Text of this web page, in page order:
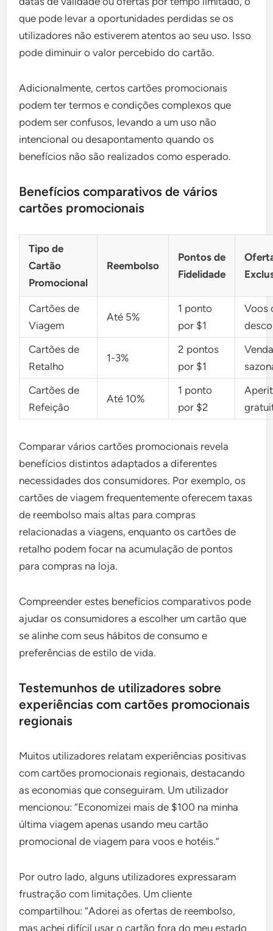
que pode levar a oportunidades perdidas se os
utilizadores não estiverem atentos ao seu uso. Isso
pode diminuir o valor percebido do cartão.
Adicionalmente, certos cartões promocionais
podem ter termos e condições complexos que
podem ser confusos, levando a um uso não
intencional ou desapontamento quando os
benefícios não são realizados como esperado.
Benefícios comparativos de vários
cartões promocionais
Tipo de
Cartão
Promocional
Reembolso
Pontos de
Fidelidade
Cartões de
Viagem
Até 5%
1 ponto
por $1
Voos
Cartões de
Retalho
1-3%
2 pontos
por $1
Cartões de
Refeição
Até 10%
1 ponto
por $2
Comparar vários cartões promocionais revela
benefícios distintos adaptados a diferentes
necessidades dos consumidores. Por exemplo, os
cartões de viagem frequentemente oferecem taxas
de reembolso mais altas para compras
relacionadas a viagens, enquanto os cartões de
retalho podem focar na acumulação de pontos
para compras na loja.
Compreender estes benefícios comparativos pode
ajudar os consumidores a escolher um cartão que
se alinhe com seus hábitos de consumo e
preferências de estilo de vida.
Testemunhos de utilizadores sobre
experiências com cartões promocionais
regionais
Muitos utilizadores relatam experiências positivas
com cartões promocionais regionais, destacando
as economias que conseguiram. Um utilizador
mencionou: “Economizei mais de $100 na minha
última viagem apenas usando meu cartão
promocional de viagem para voos e hotéis.”
Por outro lado, alguns utilizadores expressaram
frustração com limitações. Um cliente
compartilhou: “Adorei as ofertas de reembolso,
mas achei difícil usar o cartão fora do meu estado